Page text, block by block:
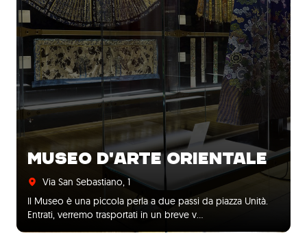
MUSEO D'ARTE ORIENTALE
Via San Sebastiano, 1
Il Museo è una piccola perla a due passi da piazza Unità.
Entrati, verremo trasportati in un breve v…